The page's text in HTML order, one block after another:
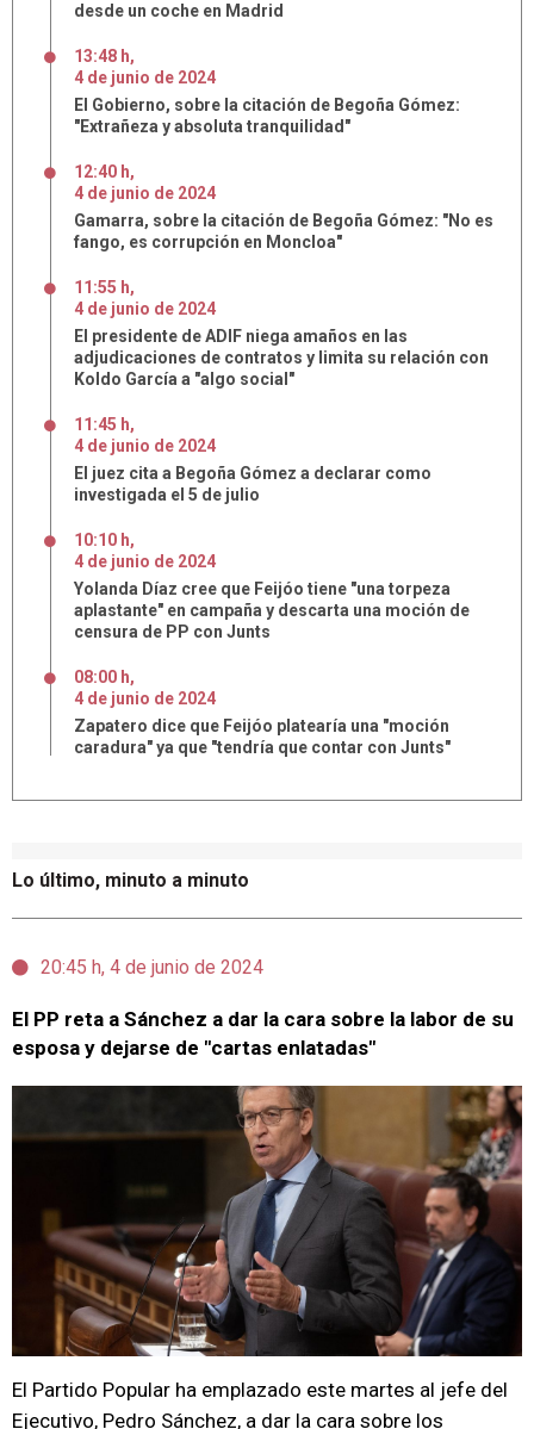
Lo último, minuto a minuto
20:45 h, 4 de junio de 2024
El PP reta a Sánchez a dar la cara sobre la labor de su
esposa y dejarse de "cartas enlatadas"
El Partido Popular ha emplazado este martes al jefe del
Ejecutivo, Pedro Sánchez, a dar la cara sobre los
desde un coche en Madrid
13:48 h,
4 de junio de 2024
El Gobierno, sobre la citación de Begoña Gómez:
"Extrañeza y absoluta tranquilidad"
12:40 h,
4 de junio de 2024
Gamarra, sobre la citación de Begoña Gómez: "No es
fango, es corrupción en Moncloa"
11:55 h,
4 de junio de 2024
El presidente de ADIF niega amaños en las
adjudicaciones de contratos y limita su relación con
Koldo García a "algo social"
11:45 h,
4 de junio de 2024
El juez cita a Begoña Gómez a declarar como
investigada el 5 de julio
10:10 h,
4 de junio de 2024
Yolanda Díaz cree que Feijóo tiene "una torpeza
aplastante" en campaña y descarta una moción de
censura de PP con Junts
08:00 h,
4 de junio de 2024
Zapatero dice que Feijóo platearía una "moción
caradura" ya que "tendría que contar con Junts"